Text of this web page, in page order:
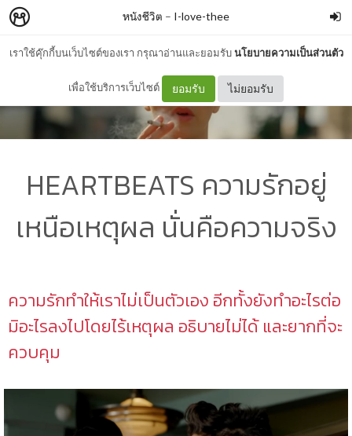
เราใช้คุ๊กกี้บนเว็บไซต์ของเรา กรุณาอ่านและยอมรับนโยบายความเป็นส่วนตัว
เพื่อใช้บริการเว็บไซต์ ยอมรับ ไม่ยอมรับ
หนังชีวิต – I-love-thee
HEARTBEATS ความรักอยู่
เหนือเหตุผล นั่นคือความจริง
ความรักทำให้เราไม่เป็นตัวเอง อีกทั้งยังทำอะไรต่อ
มิอะไรลงไปโดยไร้เหตุผล อธิบายไม่ได้ และยากที่จะ
ควบคุม